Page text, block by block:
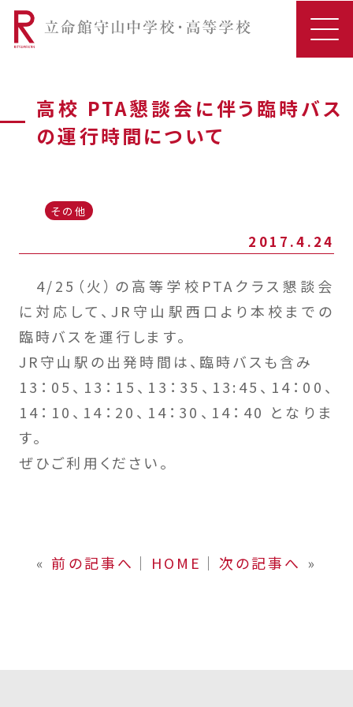
高校 PTA懇談会に伴う臨時バス
の運行時間について
その他
2017.4.24
4/25（火）の高等学校PTAクラス懇談会
に対応して、JR守山駅西口より本校までの
臨時バスを運行します。
JR守山駅の出発時間は、臨時バスも含み
13：05、13：15、13：35、13:45、14：00、
14：10、14：20、14：30、14：40 となりま
す。
ぜひご利用ください。
« 前の記事へ │ HOME │ 次の記事へ »